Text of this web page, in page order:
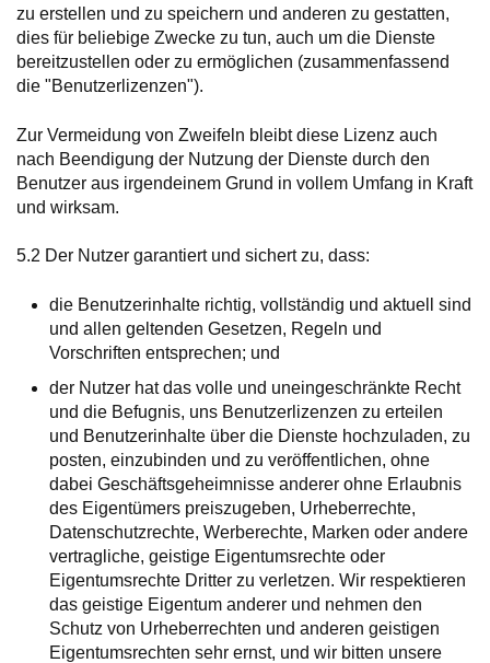
zu erstellen und zu speichern und anderen zu gestatten,
dies für beliebige Zwecke zu tun, auch um die Dienste
bereitzustellen oder zu ermöglichen (zusammenfassend
die "Benutzerlizenzen").
Zur Vermeidung von Zweifeln bleibt diese Lizenz auch
nach Beendigung der Nutzung der Dienste durch den
Benutzer aus irgendeinem Grund in vollem Umfang in Kraft
und wirksam.
5.2 Der Nutzer garantiert und sichert zu, dass:
die Benutzerinhalte richtig, vollständig und aktuell sind
und allen geltenden Gesetzen, Regeln und
Vorschriften entsprechen; und
der Nutzer hat das volle und uneingeschränkte Recht
und die Befugnis, uns Benutzerlizenzen zu erteilen
und Benutzerinhalte über die Dienste hochzuladen, zu
posten, einzubinden und zu veröffentlichen, ohne
dabei Geschäftsgeheimnisse anderer ohne Erlaubnis
des Eigentümers preiszugeben, Urheberrechte,
Datenschutzrechte, Werberechte, Marken oder andere
vertragliche, geistige Eigentumsrechte oder
Eigentumsrechte Dritter zu verletzen. Wir respektieren
das geistige Eigentum anderer und nehmen den
Schutz von Urheberrechten und anderen geistigen
Eigentumsrechten sehr ernst, und wir bitten unsere